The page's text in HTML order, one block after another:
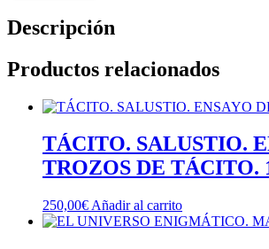
Descripción
Productos relacionados
TÁCITO. SALUSTIO.
TROZOS DE TÁCITO.
250,00€ Añadir al carrito